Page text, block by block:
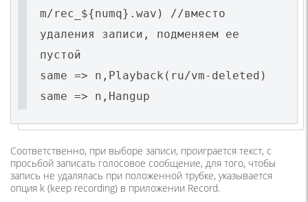
m/rec_${numq}.wav) //вместо
удаления записи, подменяем ее
пустой
same => n,Playback(ru/vm-deleted)
same => n,Hangup
Соответственно, при выборе записи, проиграется текст, с
просьбой записать голосовое сообщение, для того, чтобы
запись не удалялась при положенной трубке, указывается
опция k (keep recording) в приложении Record.